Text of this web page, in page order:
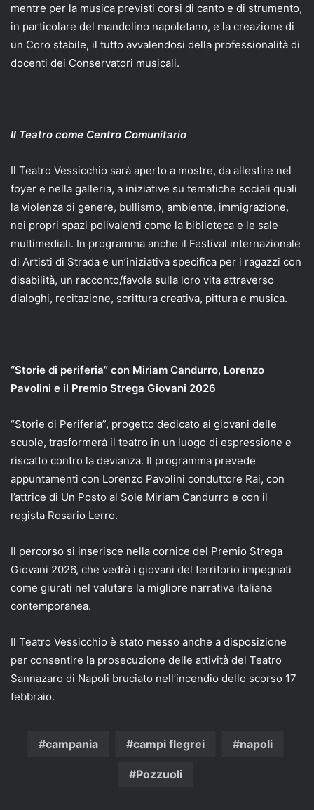
mentre per la musica previsti corsi di canto e di strumento,
in particolare del mandolino napoletano, e la creazione di
un Coro stabile, il tutto avvalendosi della professionalità di
docenti dei Conservatori musicali.
Il Teatro come Centro Comunitario
Il Teatro Vessicchio sarà aperto a mostre, da allestire nel
foyer e nella galleria, a iniziative su tematiche sociali quali
la violenza di genere, bullismo, ambiente, immigrazione,
nei propri spazi polivalenti come la biblioteca e le sale
multimediali. In programma anche il Festival internazionale
di Artisti di Strada e un’iniziativa specifica per i ragazzi con
disabilità, un racconto/favola sulla loro vita attraverso
dialoghi, recitazione, scrittura creativa, pittura e musica.
“Storie di periferia” con Miriam Candurro, Lorenzo
Pavolini e il Premio Strega Giovani 2026
“Storie di Periferia”, progetto dedicato ai giovani delle
scuole, trasformerà il teatro in un luogo di espressione e
riscatto contro la devianza. Il programma prevede
appuntamenti con Lorenzo Pavolini conduttore Rai, con
l’attrice di Un Posto al Sole Miriam Candurro e con il
regista Rosario Lerro.
Il percorso si inserisce nella cornice del Premio Strega
Giovani 2026, che vedrà i giovani del territorio impegnati
come giurati nel valutare la migliore narrativa italiana
contemporanea.
Il Teatro Vessicchio è stato messo anche a disposizione
per consentire la prosecuzione delle attività del Teatro
Sannazaro di Napoli bruciato nell’incendio dello scorso 17
febbraio.
campania campi flegrei napoli
Pozzuoli